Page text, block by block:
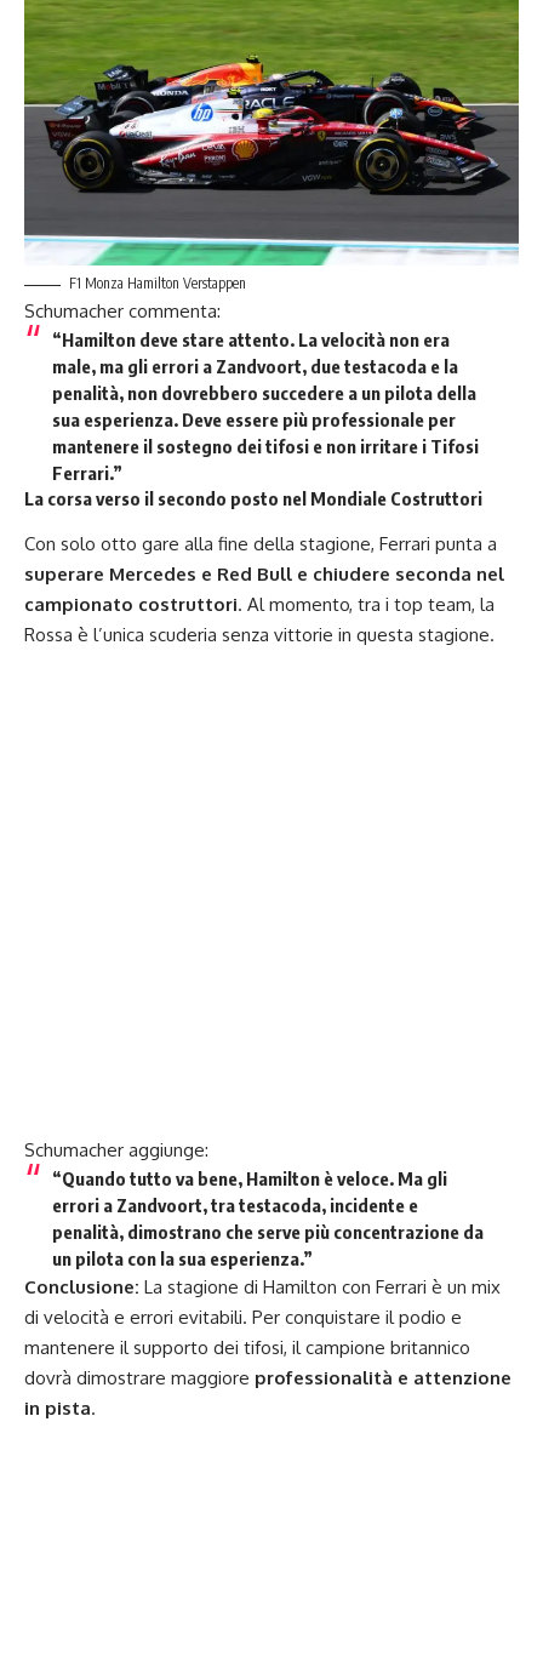
F1 Monza Hamilton Verstappen
Schumacher commenta:
“Hamilton deve stare attento. La velocità non era
male, ma gli errori a Zandvoort, due testacoda e la
penalità, non dovrebbero succedere a un pilota della
sua esperienza. Deve essere più professionale per
mantenere il sostegno dei tifosi e non irritare i Tifosi
Ferrari.”
La corsa verso il secondo posto nel Mondiale Costruttori
Con solo otto gare alla fine della stagione, Ferrari punta a
superare Mercedes e Red Bull e chiudere seconda nel
campionato costruttori. Al momento, tra i top team, la
Rossa è l’unica scuderia senza vittorie in questa stagione.
Schumacher aggiunge:
“Quando tutto va bene, Hamilton è veloce. Ma gli
errori a Zandvoort, tra testacoda, incidente e
penalità, dimostrano che serve più concentrazione da
un pilota con la sua esperienza.”
Conclusione: La stagione di Hamilton con Ferrari è un mix
di velocità e errori evitabili. Per conquistare il podio e
mantenere il supporto dei tifosi, il campione britannico
dovrà dimostrare maggiore professionalità e attenzione
in pista.